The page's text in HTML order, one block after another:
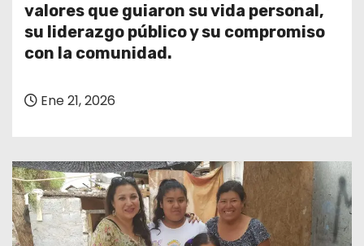
valores que guiaron su vida personal,
su liderazgo público y su compromiso
con la comunidad.
Ene 21, 2026